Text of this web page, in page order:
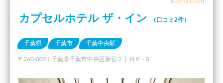
カプセルホテル ザ・イン （口コミ2件）
千葉県 千葉市 千葉中央駅
〒260-0021 千葉県千葉市中央区新宿２丁目６−６